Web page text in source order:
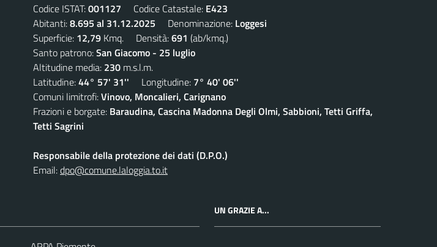
Codice ISTAT:001127 Codice Catastale: E423
Abitanti:8.695 al 31.12.2025 Denominazione: Loggesi
Superficie: 12,79 Kmq. Densità:691 (ab/kmq.)
Santo patrono:San Giacomo - 25 luglio
Altitudine media: 230 m.s.l.m.
Latitudine:44° 57' 31'' Longitudine: 7° 40' 06''
Comuni limitrofi:Vinovo, Moncalieri, Carignano
Frazioni e borgate: Baraudina, Cascina Madonna Degli Olmi, Sabbioni, Tetti Griffa,
Tetti Sagrini
Responsabile della protezione dei dati (D.P.O.)
Email:dpo@comune.laloggia.to.it
UN GRAZIE A...